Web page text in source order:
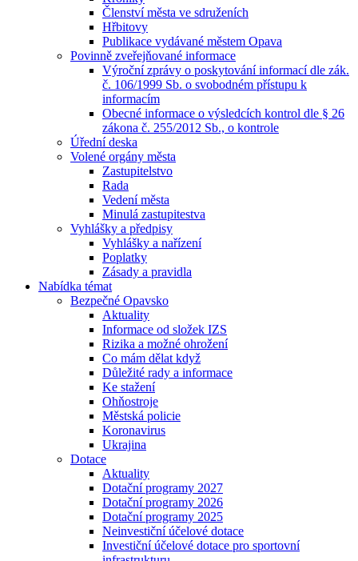
Členství města ve sdruženích
Hřbitovy
Publikace vydávané městem Opava
Povinně zveřejňované informace
Výroční zprávy o poskytování informací dle zák.
č. 106/1999 Sb. o svobodném přístupu k
informacím
Obecné informace o výsledcích kontrol dle § 26
zákona č. 255/2012 Sb., o kontrole
Úřední deska
Volené orgány města
Zastupitelstvo
Rada
Vedení města
Minulá zastupitestva
Vyhlášky a předpisy
Vyhlášky a nařízení
Poplatky
Zásady a pravidla
Nabídka témat
Bezpečné Opavsko
Aktuality
Informace od složek IZS
Rizika a možné ohrožení
Co mám dělat když
Důležité rady a informace
Ke stažení
Ohňostroje
Městská policie
Koronavirus
Ukrajina
Dotace
Aktuality
Dotační programy 2027
Dotační programy 2026
Dotační programy 2025
Neinvestiční účelové dotace
Investiční účelové dotace pro sportovní